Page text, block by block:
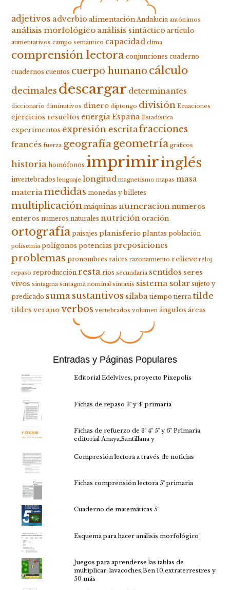
adjetivos adverbio alimentación Andalucía antónimos
análisis morfológico análisis sintáctico artículo
aumentativos campo semántico capacidad clima
comprensión lectora conjunciones cuaderno
cuadernos cuentos cuerpo humano cálculo
decimales descargar determinantes
diccionario diminutivos dinero diptongo división Ecuaciones
ejercicios resueltos energíaEspaña Estadística
experimentos expresión escritafracciones
francés fuerza geografíageometría gráficos
historia homófonos imprimiringlés
invertebrados lenguaje longitud magnetismo mapas masa
materiamedidas monedas y billetes
multiplicación máquinas numeracion numeros
enteros numeros naturales nutrición oración
ortografía paisajes planisferio plantas población
polisemia polígonos potencias preposiciones
problemas pronombres raices razonamiento relieve reloj
repaso reproducción resta ríos secundaria sentidos seres
vivos sintagma sintagma nominal sintaxis sistema solar sujeto y
predicado sumasustantivos sílaba tiempo tierra tilde
tildes verano verbos vertebrados volumen ángulos áreas
Entradas y Páginas Populares
Editorial Edelvives, proyecto Pixepolis
Fichas de repaso 3º y 4º primaria
Fichas de refuerzo de 3º 4º 5º y 6º Primaria
editorial Anaya,Santillana y
Compresión lectora a través de noticias
Fichas comprensión lectora 5º primaria
Cuaderno de matemáticas 5º
Esquema para hacer análisis morfológico
Juegos para aprenderse las tablas de
multiplicar: lavacoches,Ben 10,extraterrestres y
50 más